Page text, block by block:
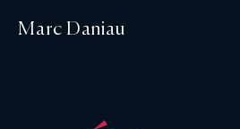
Marc Daniau